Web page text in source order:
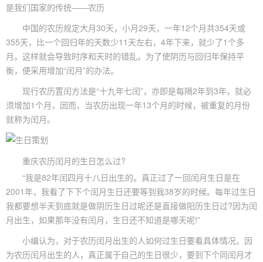
是我们国家的传统——农历
中国的农历规定大月30天，小月29天，一年12个月共354天或
355天，比一个回归年的天数少11天左右，4年下来，就少了1个多
月。这样就会导致时序和天时的错乱。为了使阴历与回归年保持平
衡，便采用增加“闰月”的办法。
现行农历置闰方法是“十九年七闰”，亦即是每隔2年到3年，就必
须增加1个月，因而，当农历出现一年13个月的时候，被重复的月份
就称为闰月。
重庆农历闰月的生日怎么过?
“我是82年闰四月十八日出生的。真正过了一回闰月生日是在
2001年，我看了下下个闰月生日还要等到我38岁的时候。每年过生日
我都要想半天到底就是做阴历生日过呢还是直接做阳历生日过?因为闰
月出生，如果那年没有闰月，生日还不知道是哪天呢!”
小编认为，对于农历闰月出生的人如何过生日要看具体情况。因
为农历闰月出生的人，真正属于自己的生日很少，要到下个同闰月才